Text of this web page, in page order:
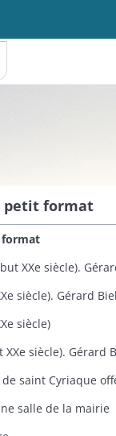
petit format
format
XXe siècle).
siècle). Gérard
siècle)
siècle). Gérard
salle de la mairie